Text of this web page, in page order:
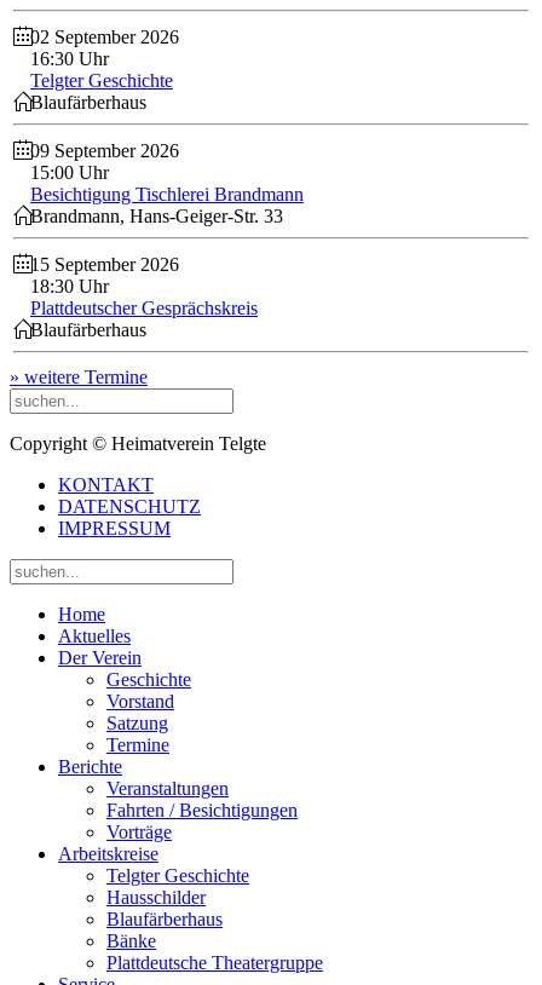
02 September 2026
16:30 Uhr
Telgter Geschichte
Blaufärberhaus
09 September 2026
15:00 Uhr
Besichtigung Tischlerei Brandmann
Brandmann, Hans-Geiger-Str. 33
15 September 2026
18:30 Uhr
Plattdeutscher Gesprächskreis
Blaufärberhaus
» weitere Termine
Copyright © Heimatverein Telgte
KONTAKT
DATENSCHUTZ
IMPRESSUM
Home
Aktuelles
Der Verein
Geschichte
Vorstand
Satzung
Termine
Berichte
Veranstaltungen
Fahrten / Besichtigungen
Vorträge
Arbeitskreise
Telgter Geschichte
Hausschilder
Blaufärberhaus
Bänke
Plattdeutsche Theatergruppe